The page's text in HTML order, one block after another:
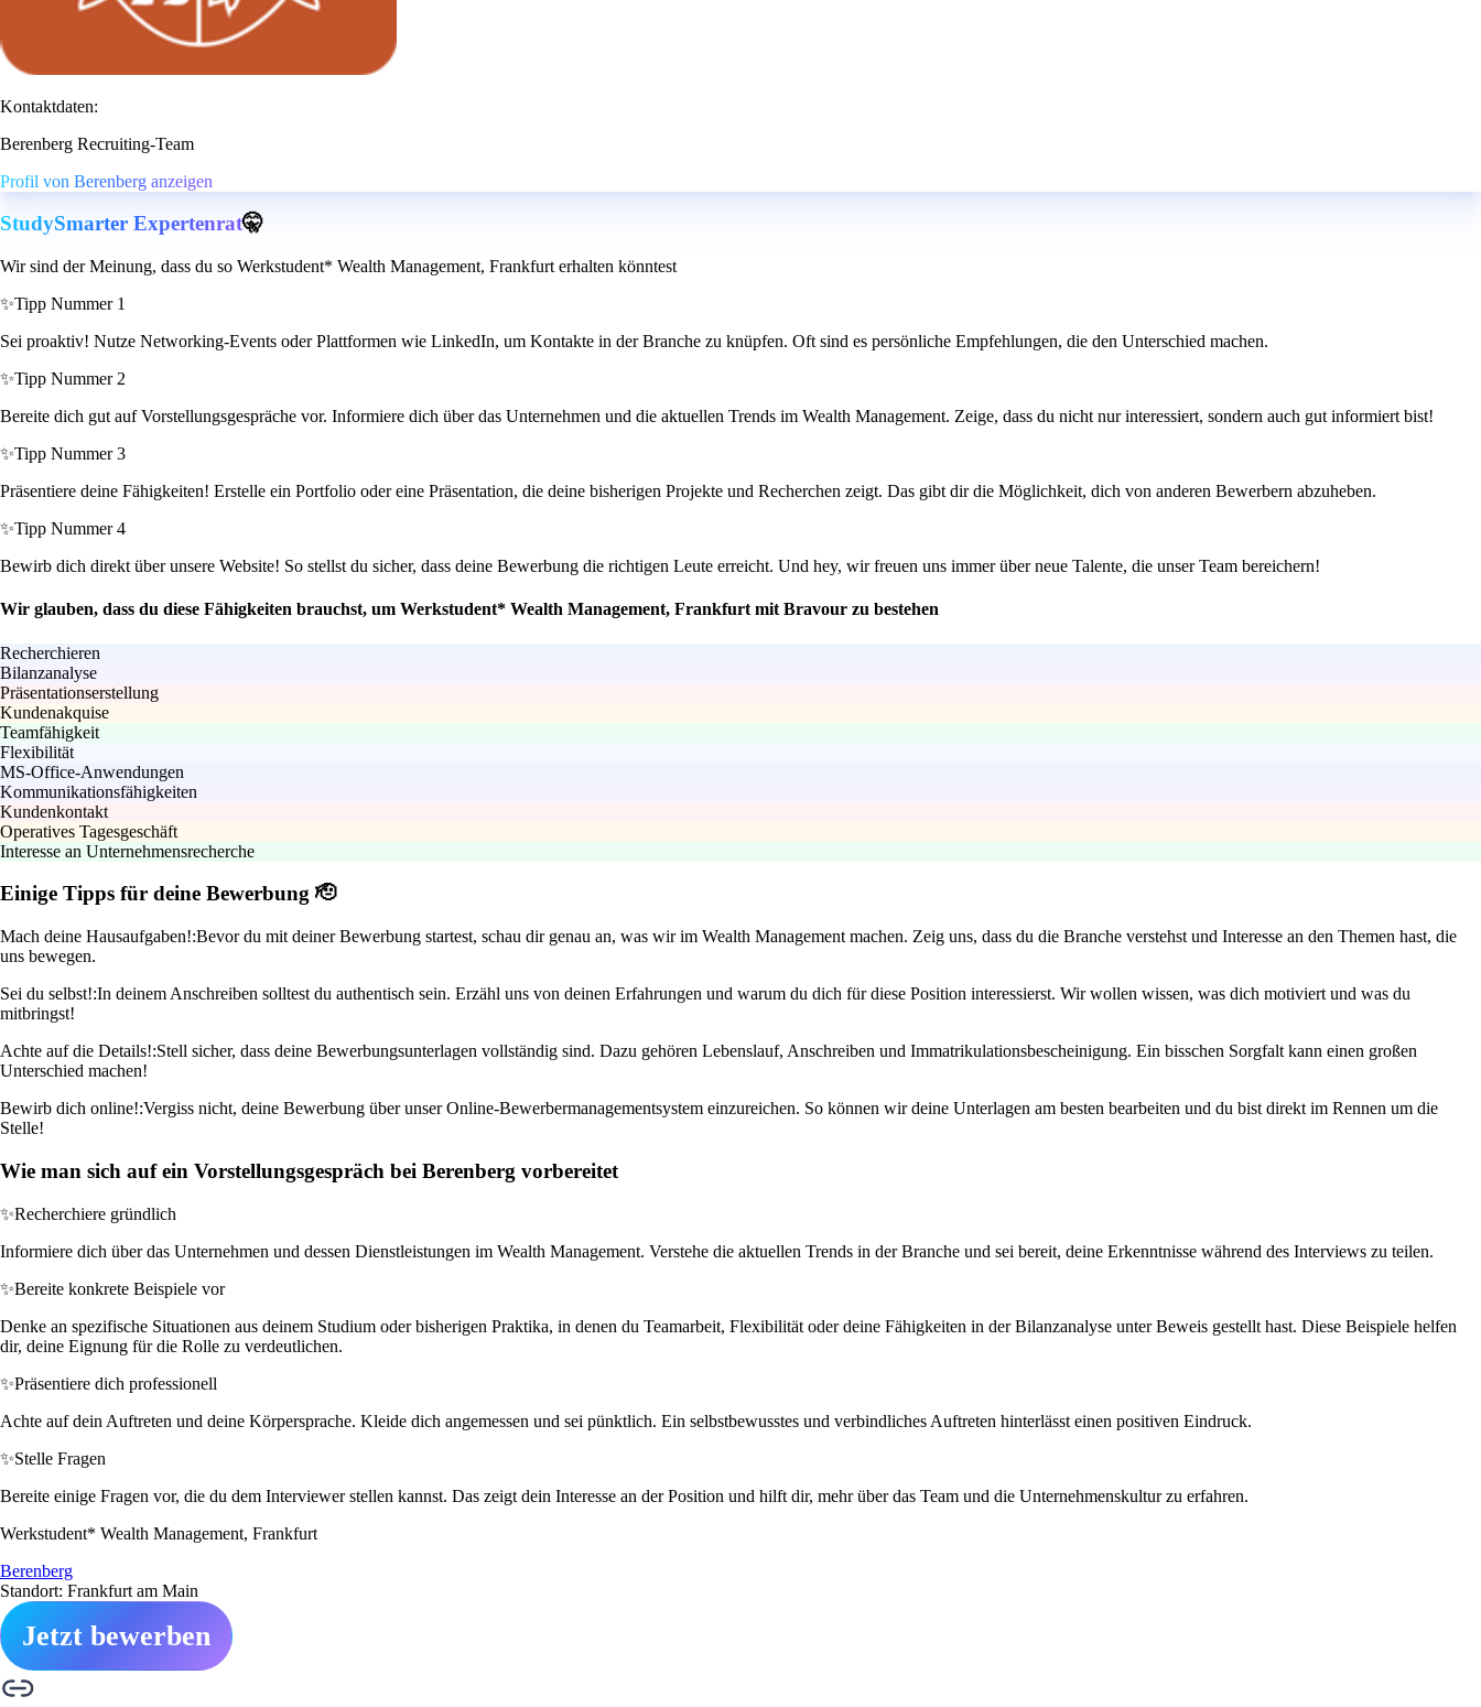
Kontaktdaten:
Berenberg Recruiting-Team
Profil von Berenberg anzeigen
StudySmarter Expertenrat🤫
Wir sind der Meinung, dass du so Werkstudent* Wealth Management, Frankfurt erhalten könntest
✨Tipp Nummer 1
Sei proaktiv! Nutze Networking-Events oder Plattformen wie LinkedIn, um Kontakte in der Branche zu knüpfen. Oft sind es persönliche Empfehlungen, die den Unterschied machen.
✨Tipp Nummer 2
Bereite dich gut auf Vorstellungsgespräche vor. Informiere dich über das Unternehmen und die aktuellen Trends im Wealth Management. Zeige, dass du nicht nur interessiert, sondern auch gut informiert bist!
✨Tipp Nummer 3
Präsentiere deine Fähigkeiten! Erstelle ein Portfolio oder eine Präsentation, die deine bisherigen Projekte und Recherchen zeigt. Das gibt dir die Möglichkeit, dich von anderen Bewerbern abzuheben.
✨Tipp Nummer 4
Bewirb dich direkt über unsere Website! So stellst du sicher, dass deine Bewerbung die richtigen Leute erreicht. Und hey, wir freuen uns immer über neue Talente, die unser Team bereichern!
Wir glauben, dass du diese Fähigkeiten brauchst, um Werkstudent* Wealth Management, Frankfurt mit Bravour zu bestehen
Recherchieren
Bilanzanalyse
Präsentationserstellung
Kundenakquise
Teamfähigkeit
Flexibilität
MS-Office-Anwendungen
Kommunikationsfähigkeiten
Kundenkontakt
Operatives Tagesgeschäft
Interesse an Unternehmensrecherche
Einige Tipps für deine Bewerbung 🫡
Mach deine Hausaufgaben!:Bevor du mit deiner Bewerbung startest, schau dir genau an, was wir im Wealth Management machen. Zeig uns, dass du die Branche verstehst und Interesse an den Themen hast, die
uns bewegen.
Sei du selbst!:In deinem Anschreiben solltest du authentisch sein. Erzähl uns von deinen Erfahrungen und warum du dich für diese Position interessierst. Wir wollen wissen, was dich motiviert und was du
mitbringst!
Achte auf die Details!:Stell sicher, dass deine Bewerbungsunterlagen vollständig sind. Dazu gehören Lebenslauf, Anschreiben und Immatrikulationsbescheinigung. Ein bisschen Sorgfalt kann einen großen
Unterschied machen!
Bewirb dich online!:Vergiss nicht, deine Bewerbung über unser Online-Bewerbermanagementsystem einzureichen. So können wir deine Unterlagen am besten bearbeiten und du bist direkt im Rennen um die
Stelle!
Wie man sich auf ein Vorstellungsgespräch bei Berenberg vorbereitet
✨Recherchiere gründlich
Informiere dich über das Unternehmen und dessen Dienstleistungen im Wealth Management. Verstehe die aktuellen Trends in der Branche und sei bereit, deine Erkenntnisse während des Interviews zu teilen.
✨Bereite konkrete Beispiele vor
Denke an spezifische Situationen aus deinem Studium oder bisherigen Praktika, in denen du Teamarbeit, Flexibilität oder deine Fähigkeiten in der Bilanzanalyse unter Beweis gestellt hast. Diese Beispiele helfen
dir, deine Eignung für die Rolle zu verdeutlichen.
✨Präsentiere dich professionell
Achte auf dein Auftreten und deine Körpersprache. Kleide dich angemessen und sei pünktlich. Ein selbstbewusstes und verbindliches Auftreten hinterlässt einen positiven Eindruck.
✨Stelle Fragen
Bereite einige Fragen vor, die du dem Interviewer stellen kannst. Das zeigt dein Interesse an der Position und hilft dir, mehr über das Team und die Unternehmenskultur zu erfahren.
Werkstudent* Wealth Management, Frankfurt
Berenberg
Standort: Frankfurt am Main
Jetzt bewerben